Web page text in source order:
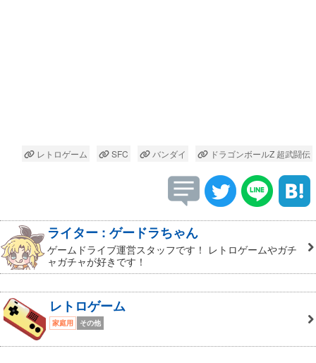
レトロゲーム SFC バンダイ ドラゴンボールZ 超武闘伝
ライター : ゲードラちゃん
ゲームドライブ運営スタッフです！ レトロゲームやガチ
ャガチャが好きです！
レトロゲーム
家庭用 その他